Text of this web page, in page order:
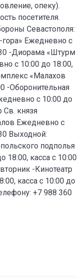
опеку).
посетителя.
Севастополя:
Ежедневно с
-Диорама «Штурм
с 10:00 до 18:00,
«Малахов
-Оборонительная
с 10:00 до
Св. князя
Ежедневно с
Выходной:
подполья
18:00, касса с 10:00
-Кинотеатр
касса с 10:00 до
+7 988 360